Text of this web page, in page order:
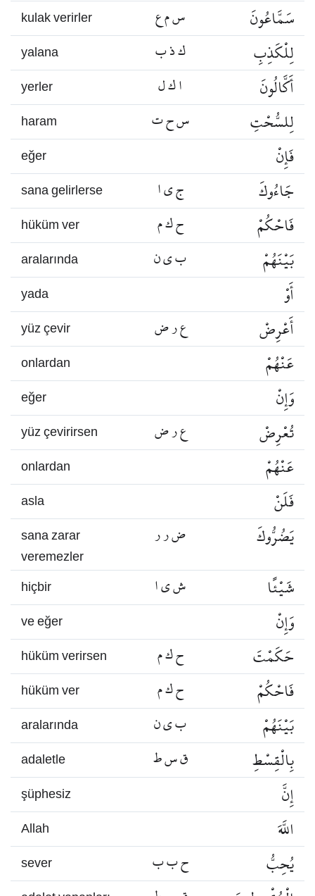
kulak verirler س م ع سَمَّاعُونَ
yalana ك ذ ب لِلْكَذِبِ
yerler ا ك ل أَكَّالُونَ
haram س ح ت لِلسُّحْتِ
eğer فَإِنْ
sana gelirlerse ج ي ا جَاءُوكَ
hüküm ver ح ك م فَاحْكُمْ
aralarında ب ي ن بَيْنَهُمْ
yada أَوْ
yüz çevir ع ر ض أَعْرِضْ
onlardan عَنْهُمْ
eğer وَإِنْ
yüz çevirirsen ع ر ض تُعْرِضْ
onlardan عَنْهُمْ
asla فَلَنْ
sana zarar
veremezler
ض ر ر يَضُرُّوكَ
hiçbir ش ي ا شَيْئًا
ve eğer وَإِنْ
hüküm verirsen ح ك م حَكَمْتَ
hüküm ver ح ك م فَاحْكُمْ
aralarında ب ي ن بَيْنَهُمْ
adaletle ق س ط بِالْقِسْطِ
şüphesiz إِنَّ
Allah اللَّهَ
sever ح ب ب يُحِبُّ